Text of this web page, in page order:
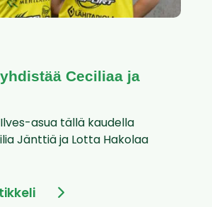
Ceciliaa ja
asua tällä kaudella
Jänttiä ja Lotta Hakolaa